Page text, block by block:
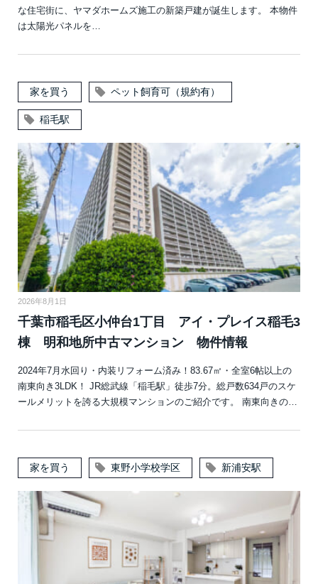
な住宅街に、ヤマダホームズ施工の新築戸建が誕生します。 本物件
は太陽光パネルを…
家を買う ペット飼育可（規約有）
稲毛駅
2026年8月1日
千葉市稲毛区小仲台1丁目 アイ・プレイス稲毛3
棟 明和地所中古マンション 物件情報
2024年7月水回り・内装リフォーム済み！83.67㎡・全室6帖以上の
南東向き3LDK！ JR総武線「稲毛駅」徒歩7分。総戸数634戸のスケ
ールメリットを誇る大規模マンションのご紹介です。 南東向きの…
家を買う 東野小学校学区 新浦安駅